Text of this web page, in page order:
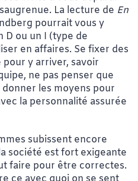
La lecture de En
pourrait vous y
D ou un I (type de
en affaires. Se fixer des
y arriver, savoir
ne pas penser que
les moyens pour
la personnalité assurée
subissent encore
société est fort exigeante
faire pour être correctes.